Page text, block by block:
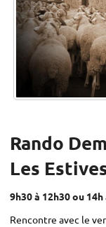
Rando
Les
9h30 à 12h30 ou 14h
Rencontre avec le